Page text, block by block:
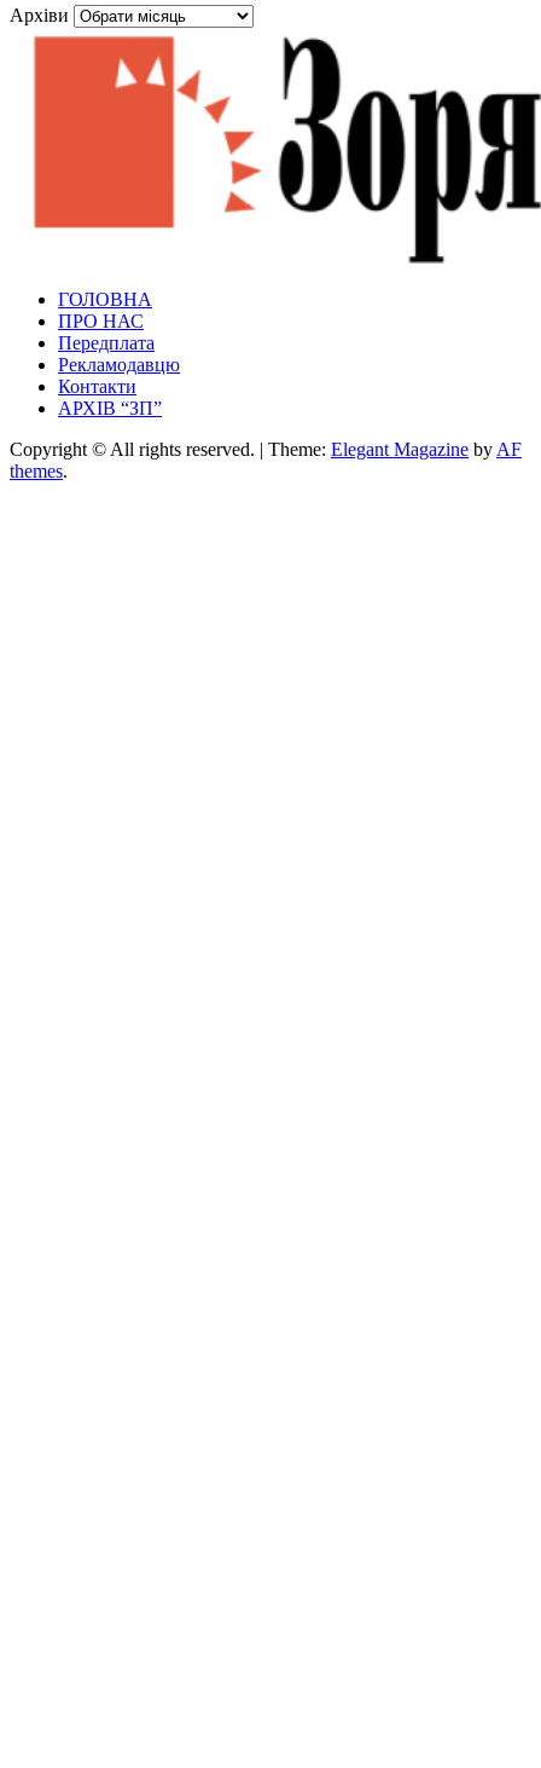
Архіви
Зоря Полтавщини
Зоря Полтавщини
ГОЛОВНА
ПРО НАС
Передплата
Рекламодавцю
Контакти
АРХІВ “ЗП”
Copyright © All rights reserved. | Theme: Elegant Magazine by AF
themes.